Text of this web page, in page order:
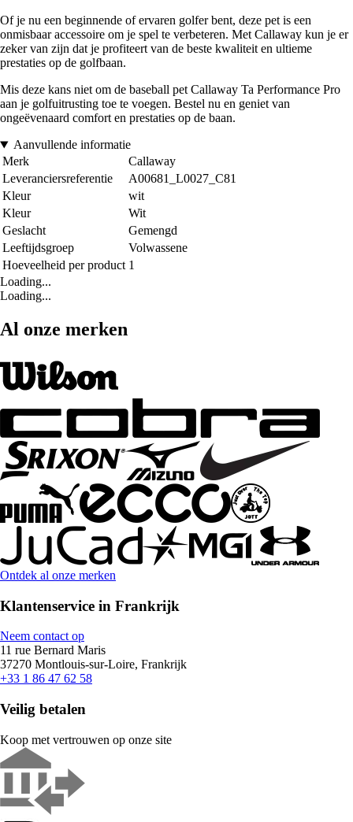
Of je nu een beginnende of ervaren golfer bent, deze pet is een
onmisbaar accessoire om je spel te verbeteren. Met Callaway kun je er
zeker van zijn dat je profiteert van de beste kwaliteit en ultieme
prestaties op de golfbaan.
Mis deze kans niet om de baseball pet Callaway Ta Performance Pro
aan je golfuitrusting toe te voegen. Bestel nu en geniet van
ongeëvenaard comfort en prestaties op de baan.
Aanvullende informatie
Merk
Callaway
Leveranciersreferentie
A00681_L0027_C81
Kleur
wit
Kleur
Wit
Geslacht
Gemengd
Leeftijdsgroep
Volwassene
Hoeveelheid per product 1
Loading...
Loading...
Al onze merken
Ontdek al onze merken
Klantenservice in Frankrijk
Neem contact op
11 rue Bernard Maris
37270 Montlouis-sur-Loire, Frankrijk
+33 1 86 47 62 58
Veilig betalen
Koop met vertrouwen op onze site